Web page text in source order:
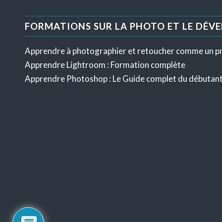
FORMATIONS SUR LA PHOTO ET LE
Apprendre à photographier et retoucher comme un
Apprendre Lightroom : Formation complète
Apprendre Photoshop : Le Guide complet du débutant